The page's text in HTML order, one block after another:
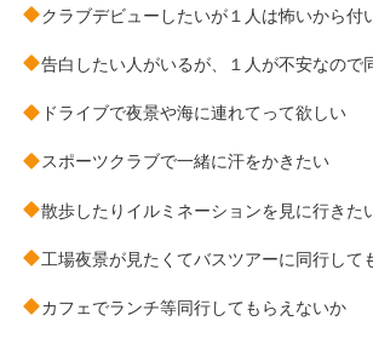
クラブデビューしたいが１人は怖いから付
告白したい人がいるが、１人が不安なので
ドライブで夜景や海に連れてって欲しい
スポーツクラブで一緒に汗をかきたい
散歩したりイルミネーションを見に行きた
工場夜景が見たくてバスツアーに同行して
カフェでランチ等同行してもらえないか